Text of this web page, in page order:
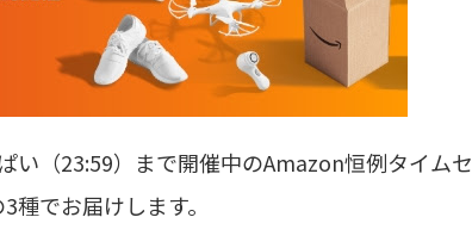
い（23:59）まで開催中のAmazon恒例タイムセ
でお届けします。